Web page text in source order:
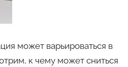
может варьироваться в
к чему может сниться